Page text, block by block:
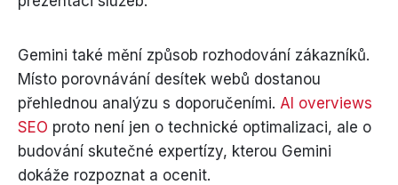
Gemini také mění způsob rozhodování zákazníků.
Místo porovnávání desítek webů dostanou
přehlednou analýzu s doporučeními. AI overviews
SEO proto není jen o technické optimalizaci, ale o
budování skutečné expertízy, kterou Gemini
dokáže rozpoznat a ocenit.